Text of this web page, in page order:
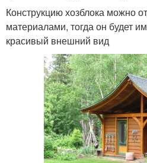
Конструкцию хозблока можно
материалами, тогда он будет
красивый внешний вид